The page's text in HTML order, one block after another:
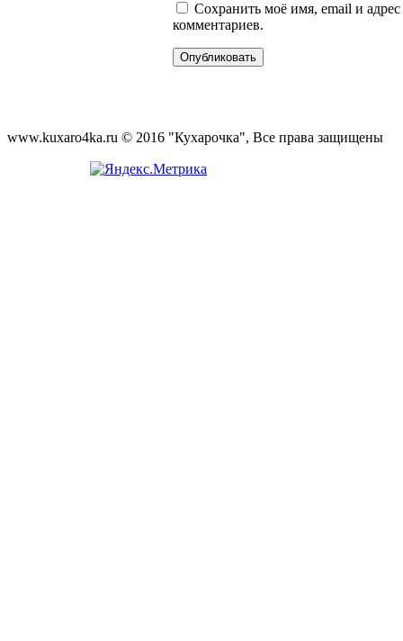
Сохранить моё имя, email и
комментариев.
www.kuxaro4ka.ru © 2016 "Кухарочка", Все права защищены